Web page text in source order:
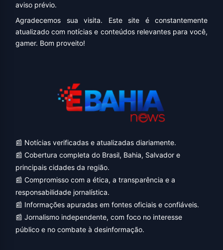
aviso prévio.
Agradecemos sua visita. Este site é constantemente
atualizado com notícias e conteúdos relevantes para você,
gamer. Bom proveito!
📰 Notícias verificadas e atualizadas diariamente.
📰 Cobertura completa do Brasil, Bahia, Salvador e
principais cidades da região.
📰 Compromisso com a ética, a transparência e a
responsabilidade jornalística.
📰 Informações apuradas em fontes oficiais e confiáveis.
📰 Jornalismo independente, com foco no interesse
público e no combate à desinformação.